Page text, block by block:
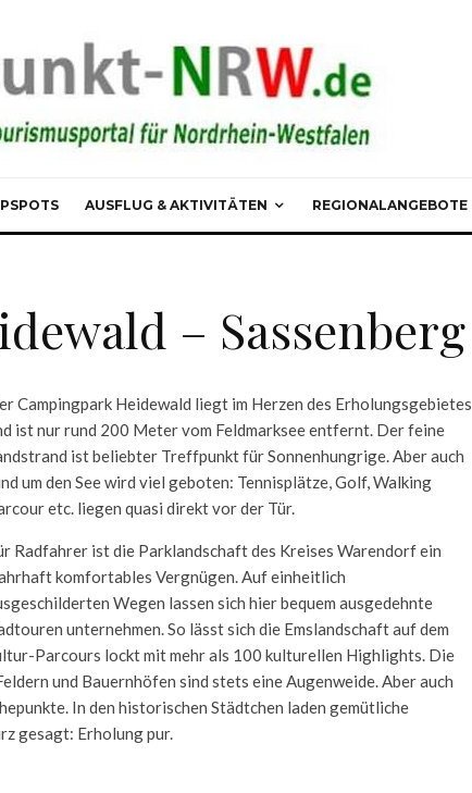
AUSFLUG & AKTIVITÄTEN REGIONALANGEBOTE
– Sassenberg
Campingpark Heidewald liegt im Herzen des Erholungsgebietes
ist nur rund 200 Meter vom Feldmarksee entfernt. Der feine
ist beliebter Treffpunkt für Sonnenhungrige. Aber auch
um den See wird viel geboten: Tennisplätze, Golf, Walking
etc. liegen quasi direkt vor der Tür.
Radfahrer ist die Parklandschaft des Kreises Warendorf ein
komfortables Vergnügen. Auf einheitlich
Wegen lassen sich hier bequem ausgedehnte
unternehmen. So lässt sich die Emslandschaft auf dem
Parcours lockt mit mehr als 100 kulturellen Highlights. Die
und Bauernhöfen sind stets eine Augenweide. Aber auch
In den historischen Städtchen laden gemütliche
gesagt: Erholung pur.